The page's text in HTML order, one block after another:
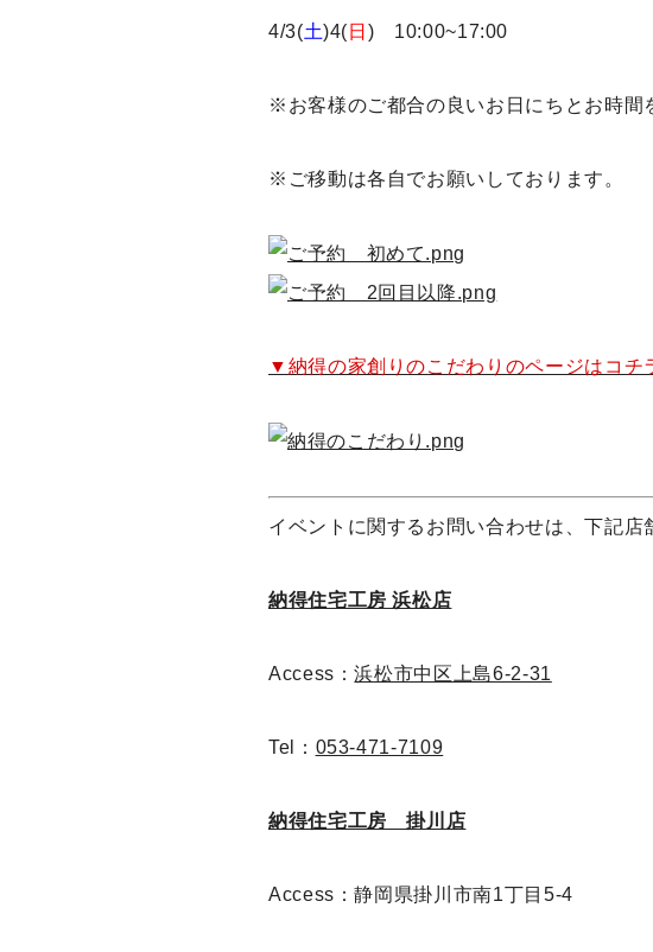
4/3(土)4( 日 ) 10:00~17:00
※お客様のご都合の良いお日にちとお時間
※ご移動は各自でお願いしております。
▼納得の家創りのこだわりのページはコチ
イベントに関するお問い合わせは、下記店
納得住宅工房 浜松店
Access：浜松市中区上島6-2-31
Tel： 053-471-7109
納得住宅工房 掛川店
Access：静岡県掛川市南1丁目5-4